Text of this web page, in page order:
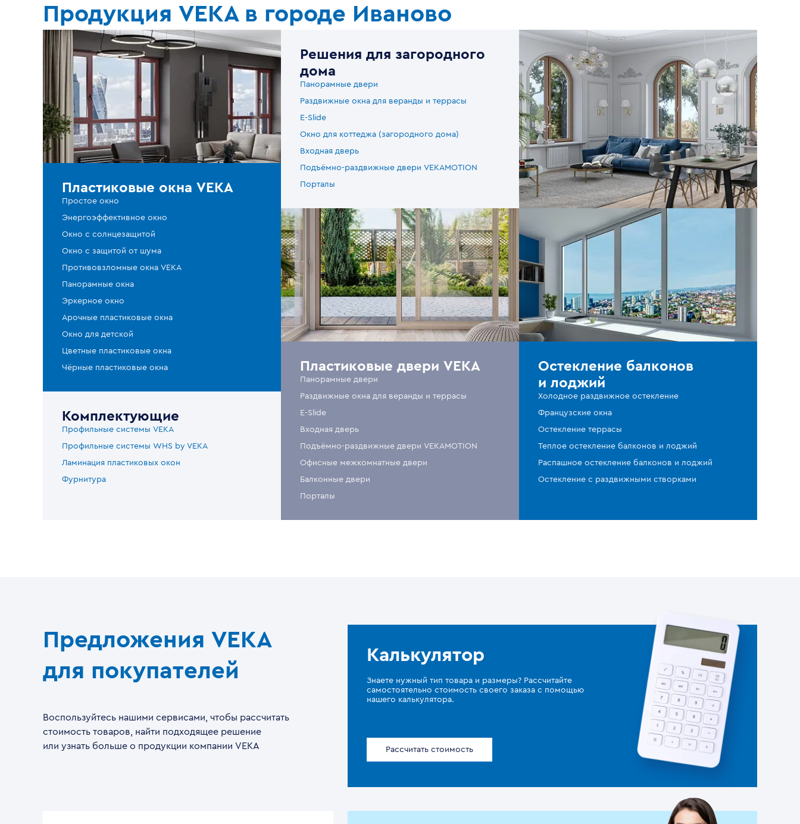
Продукция VEKA в городе Иваново
Пластиковые окна VEKA
Простое окно
Энергоэффективное окно
Окно с солнцезащитой
Окно с защитой от шума
Противовзломные окна VEKA
Панорамные окна
Эркерное окно
Арочные пластиковые окна
Окно для детской
Цветные пластиковые окна
Чёрные пластиковые окна
Комплектующие
Профильные системы VEKA
Профильные системы WHS by VEKA
Ламинация пластиковых окон
Фурнитура
Решения для загородного
дома
Панорамные двери
Раздвижные окна для веранды и террасы
E-Slide
Окно для коттеджа (загородного дома)
Входная дверь
Подъёмно-раздвижные двери VEKAMOTION
Порталы
Пластиковые двери VEKA
Панорамные двери
Раздвижные окна для веранды и террасы
E-Slide
Входная дверь
Подъёмно-раздвижные двери VEKAMOTION
Офисные межкомнатные двери
Балконные двери
Порталы
Остекление балконов
и лоджий
Холодное раздвижное остекление
Французские окна
Остекление террасы
Теплое остекление балконов и лоджий
Распашное остекление балконов и лоджий
Остекление с раздвижными створками
Предложения VEKA
для покупателей
Воспользуйтесь нашими сервисами, чтобы рассчитать
стоимость товаров, найти подходящее решение
или узнать больше о продукции компании VEKA
Калькулятор
Знаете нужный тип товара и размеры? Рассчитайте
самостоятельно стоимость своего заказа с помощью
нашего калькулятора.
Рассчитать стоимость